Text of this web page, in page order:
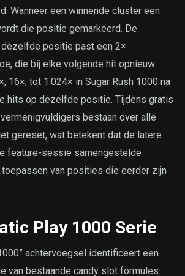
Wanneer een winnende cluster een
die positie gemarkeerd. De
positie past een 2×
die bij elke volgende hit opnieuw
16×, tot 1.024× in Sugar Rush 1000 na
hits op dezelfde positie. Tijdens gratis
bestaan over alle
gereset, wat betekent dat de latere
feature-sessie samengestelde
van posities die eerder zijn
Play 1000 Serie
achtervoegsel identificeert een
van bestaande candy slot formules.